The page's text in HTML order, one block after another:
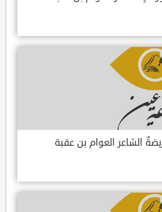
الشاعر العوام بن عقبة